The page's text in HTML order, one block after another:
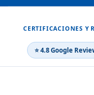
CERTIFICACIONES Y
⭐ 4.8 Google